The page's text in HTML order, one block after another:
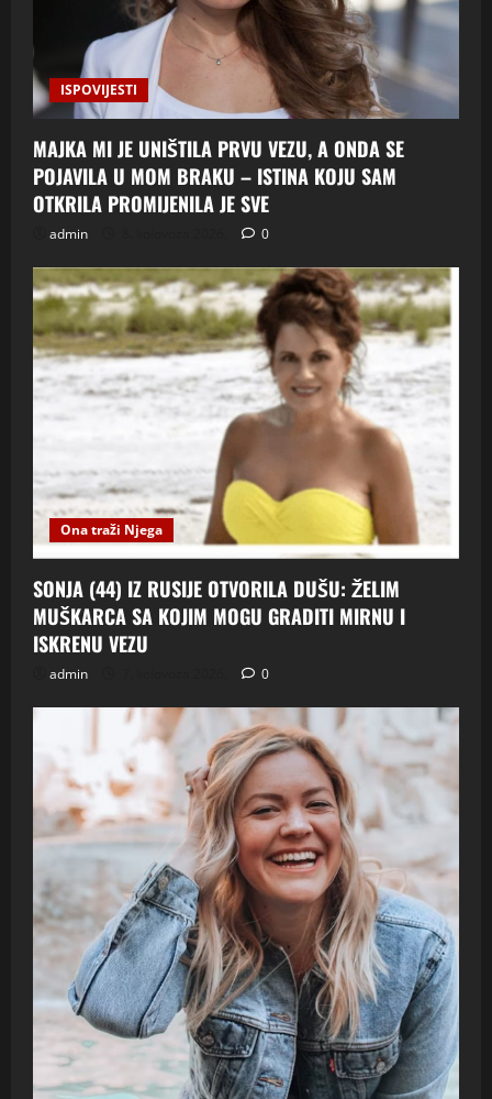
ISPOVIJESTI
MAJKA MI JE UNIŠTILA PRVU VEZU, A ONDA SE
POJAVILA U MOM BRAKU – ISTINA KOJU SAM
OTKRILA PROMIJENILA JE SVE
admin 0
Ona traži Njega
SONJA (44) IZ RUSIJE OTVORILA DUŠU: ŽELIM
MUŠKARCA SA KOJIM MOGU GRADITI MIRNU I
ISKRENU VEZU
admin 0